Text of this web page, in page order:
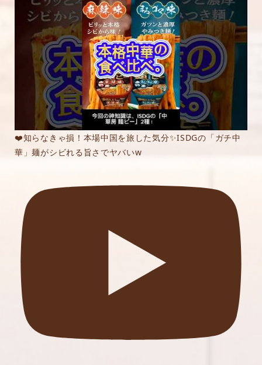
❤️知らなきゃ損！本場中国を旅した気分✨ISDGの「ガチ中
華」麺がシビれる旨さでヤバいw